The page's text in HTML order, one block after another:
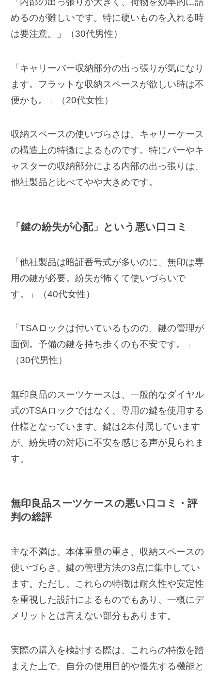
めるのが難しいです。特に硬いものを入れる時
は要注意。」（30代男性）
「キャリーバー収納部分の出っ張りが気になり
ます。フラットな収納スペースが欲しい時は不
便かも。」（20代女性）
収納スペースの使いづらさは、キャリーケース
の構造上の特徴によるものです。特にバーやキ
ャスターの収納部分による内部の出っ張りは、
他社製品と比べてやや大きめです。
「鍵の紛失が心配」という悪い口コミ
「他社製品は暗証番号式が多いのに、無印は専
用の鍵が必要。紛失が怖くて使いづらいで
す。」（40代女性）
「TSAロックは付いているものの、鍵の管理が
面倒。予備の鍵を持ち歩くのも不安です。」
（30代男性）
無印良品のスーツケースは、一般的なダイヤル
式のTSAロックではなく、専用の鍵を使用する
仕様となっています。鍵は2本付属しています
が、紛失時の対応に不安を感じる声が見られま
す。
無印良品スーツケースの悪い口コミ・評
判の総評
主な不満は、本体重量の重さ、収納スペースの
使いづらさ、鍵の管理方法の3点に集中してい
ます。ただし、これらの特徴は耐久性や安定性
を重視した設計によるものでもあり、一概にデ
メリットとは言えない部分もあります。
実際の購入を検討する際は、これらの特徴を踏
まえた上で、自分の使用目的や優先する機能と